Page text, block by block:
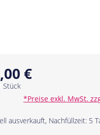
€
Stück
*Preise exkl. MwSt.
ausverkauft, Nachfüllzeit: 5